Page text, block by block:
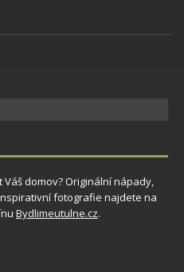
domov? Originální nápady,
fotografie najdete na
Bydlimeutulne.cz.